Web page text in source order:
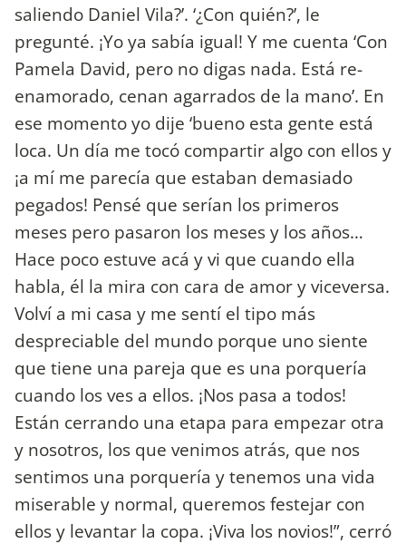
saliendo Daniel Vila?’. ‘¿Con quién?’, le
pregunté. ¡Yo ya sabía igual! Y me cuenta ‘Con
Pamela David, pero no digas nada. Está re-
enamorado, cenan agarrados de la mano’. En
ese momento yo dije ‘bueno esta gente está
loca. Un día me tocó compartir algo con ellos y
¡a mí me parecía que estaban demasiado
pegados! Pensé que serían los primeros
meses pero pasaron los meses y los años…
Hace poco estuve acá y vi que cuando ella
habla, él la mira con cara de amor y viceversa.
Volví a mi casa y me sentí el tipo más
despreciable del mundo porque uno siente
que tiene una pareja que es una porquería
cuando los ves a ellos. ¡Nos pasa a todos!
Están cerrando una etapa para empezar otra
y nosotros, los que venimos atrás, que nos
sentimos una porquería y tenemos una vida
miserable y normal, queremos festejar con
ellos y levantar la copa. ¡Viva los novios!”, cerró